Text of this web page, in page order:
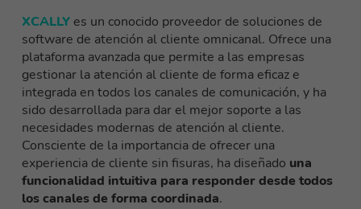
XCALLY es un conocido proveedor de soluciones de
software de atención al cliente omnicanal. Ofrece una
plataforma avanzada que permite a las empresas
gestionar la atención al cliente de forma eficaz e
integrada en todos los canales de comunicación, y ha
sido desarrollada para dar el mejor soporte a las
necesidades modernas de atención al cliente.
Consciente de la importancia de ofrecer una
experiencia de cliente sin fisuras, ha diseñado una
funcionalidad intuitiva para responder desde todos
los canales de forma coordinada.